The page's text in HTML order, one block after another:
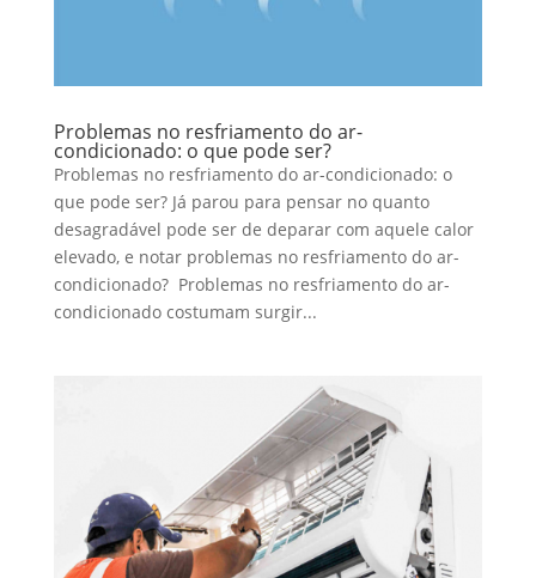
Problemas no resfriamento do ar-
condicionado: o que pode ser?
Problemas no resfriamento do ar-condicionado: o
que pode ser? Já parou para pensar no quanto
desagradável pode ser de deparar com aquele calor
elevado, e notar problemas no resfriamento do ar-
condicionado? Problemas no resfriamento do ar-
condicionado costumam surgir...